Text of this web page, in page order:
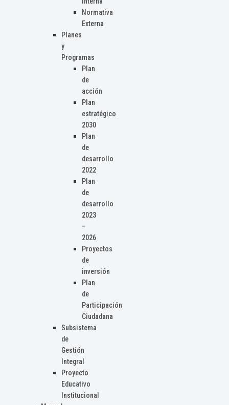
Normativa
Externa
Planes
y
Programas
Plan
de
acción
Plan
estratégico
2030
Plan
de
desarrollo
2022
Plan
de
desarrollo
2023
–
2026
Proyectos
de
inversión
Plan
de
Participación
Ciudadana
Subsistema
de
Gestión
Integral
Proyecto
Educativo
Institucional